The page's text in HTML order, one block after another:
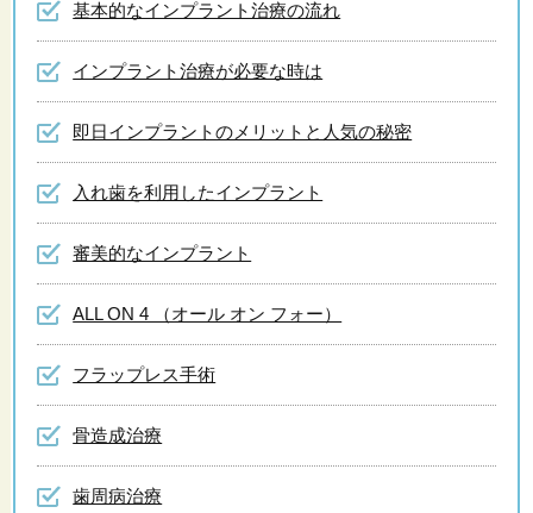
基本的なインプラント治療の流れ
インプラント治療が必要な時は
即日インプラントのメリットと人気の秘密
入れ歯を利用したインプラント
審美的なインプラント
ALL ON 4 （オール オン フォー）
フラップレス手術
骨造成治療
歯周病治療